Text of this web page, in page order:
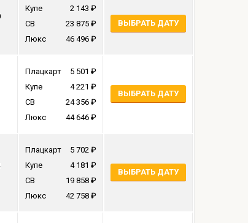
Купе
2 143
СВ
23 875
Люкс
46 496
ВЫБРАТЬ ДАТУ
Плацкарт
5 501
Купе
4 221
СВ
24 356
Люкс
44 646
ВЫБРАТЬ ДАТУ
Плацкарт
5 702
Купе
4 181
СВ
19 858
Люкс
42 758
ВЫБРАТЬ ДАТУ